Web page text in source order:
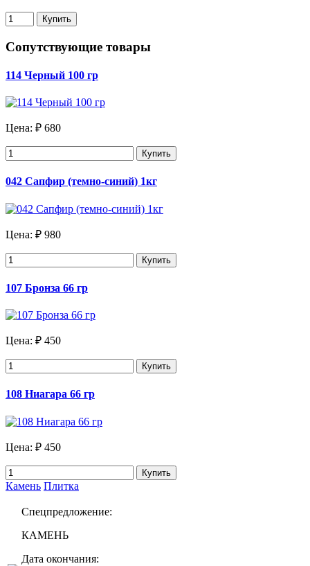
Купить
Сопутствующие товары
114 Черный 100 гр
Цена: ₽ 680
Купить
042 Сапфир (темно-синий) 1кг
Цена: ₽ 980
Купить
107 Бронза 66 гр
Цена: ₽ 450
Купить
108 Ниагара 66 гр
Цена: ₽ 450
Купить
Камень Плитка
Спецпредложение:
КАМЕНЬ
Дата окончания: